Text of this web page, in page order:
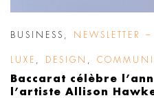
BUSINESS NEWSLETTER
LUXE DESIGN
Baccarat célèbre
l’artiste Allison